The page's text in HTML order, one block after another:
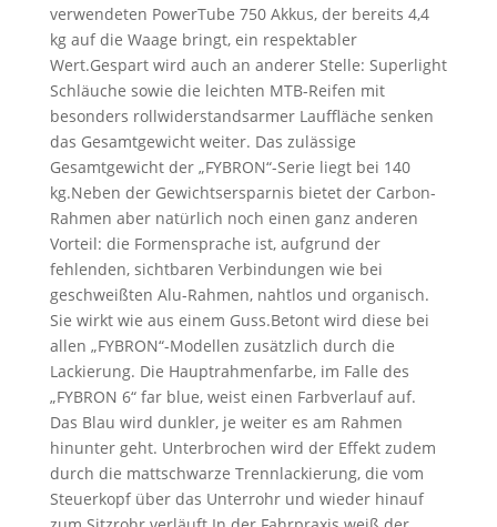
verwendeten PowerTube 750 Akkus, der bereits 4,4
kg auf die Waage bringt, ein respektabler
Wert.Gespart wird auch an anderer Stelle: Superlight
Schläuche sowie die leichten MTB-Reifen mit
besonders rollwiderstandsarmer Lauffläche senken
das Gesamtgewicht weiter. Das zulässige
Gesamtgewicht der „FYBRON“-Serie liegt bei 140
kg.Neben der Gewichtsersparnis bietet der Carbon-
Rahmen aber natürlich noch einen ganz anderen
Vorteil: die Formensprache ist, aufgrund der
fehlenden, sichtbaren Verbindungen wie bei
geschweißten Alu-Rahmen, nahtlos und organisch.
Sie wirkt wie aus einem Guss.Betont wird diese bei
allen „FYBRON“-Modellen zusätzlich durch die
Lackierung. Die Hauptrahmenfarbe, im Falle des
„FYBRON 6“ far blue, weist einen Farbverlauf auf.
Das Blau wird dunkler, je weiter es am Rahmen
hinunter geht. Unterbrochen wird der Effekt zudem
durch die mattschwarze Trennlackierung, die vom
Steuerkopf über das Unterrohr und wieder hinauf